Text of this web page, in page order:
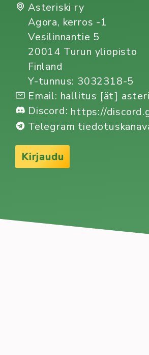
Asteriski ry
Agora, kerros -1
Vesilinnantie 5
20014 Turun yliopisto
Finland
Y-tunnus: 3032318-5
Email: hallitus [ät]
Discord: https://
Telegram
Kirjaudu